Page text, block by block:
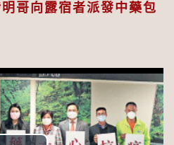
哥向露宿者派發中藥包